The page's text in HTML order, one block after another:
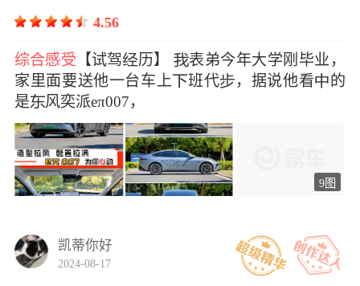
4.56
综合感受 【试驾历】 表弟今年大学刚毕业，
家里面要送他一台车上班代，据说他看的
是风奕派eπ007，
9图
凯蒂你好
2024-08-17